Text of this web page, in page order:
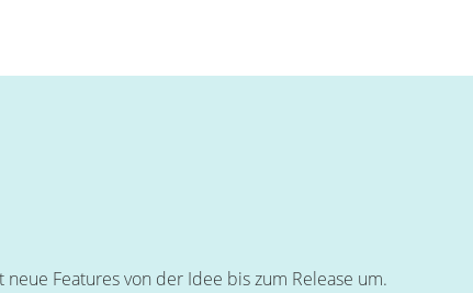
Features von der Idee bis zum Release um.